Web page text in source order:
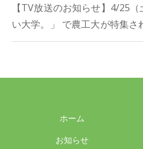
【TV放送のお知らせ】4/25
い大学。」 で農工大が特集さ
ホーム
お知らせ